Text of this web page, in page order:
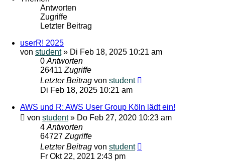
Antworten
Zugriffe
Letzter Beitrag
userR! 2025
von student» Di Feb 18, 2025 10:21 am
0 Antworten
26411 Zugriffe
Letzter Beitrag von student
Di Feb 18, 2025 10:21 am
AWS und R: AWS User Group Köln lädt ein!
von student» Do Feb 27, 2020 10:23 am
4 Antworten
64727 Zugriffe
Letzter Beitrag von student
Fr Okt 22, 2021 2:43 pm